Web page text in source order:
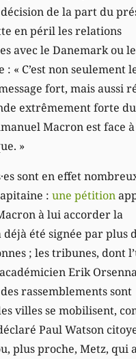
de la part du
en péril les relations
avec le Danemark ou
« C’est non seulement
fort, mais aussi
extrêmement forte
Macron est face
»
sont en effet
: une pétition
à lui accorder la
été signée par plus
; les tribunes, dont
Erik
rassemblements sont
villes se mobilisent,
Paul Watson
plus proche, Metz, qui